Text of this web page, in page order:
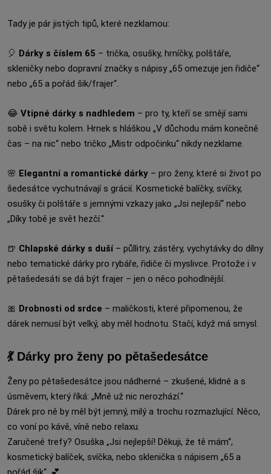
Tady je pár jistých tipů, které nezklamou:
🎈 Dárky s číslem 65 – trička, osušky, hrníčky, polštáře,
skleničky nebo dopravní značky s nápisy „65 omezuje jen řidiče“
nebo „65 a pořád šik/frajer“.
😂 Vtipné dárky s nadhledem – pro ty, kteří se smějí sami
sobě i světu kolem. Hrnek s hláškou „V důchodu mám konečně
čas – na nic“ nebo tričko „Mistr odpočinku“ nikdy nezklame.
🌸 Elegantní a romantické dárky – pro ženy, které si život po
šedesátce vychutnávají s grácií. Kosmetické balíčky, svíčky,
osušky či polštáře s jemnými vzkazy jako „Jsi nejlepší“ nebo
„Díky tobě je svět hezčí.“
🍺 Chlapské dárky s duší– půllitry, zástěry, vychytávky do dílny
nebo tematické dárky pro rybáře, řidiče či myslivce. Protože i v
pětašedesáti se dá být frajer – jen o něco pohodlnější.
🎀 Drobnosti od srdce – maličkosti, které připomenou, že
dárek nemusí být velký, aby měl hodnotu. Stačí, když má smysl.
💃 Dárky pro ženy po pětašedesátce
Ženy po pětašedesátce jsou nádherné – zkušené, klidné a s
úsměvem, který říká: „Mně už nic nerozhází.“
Dárek pro ně by měl být jemný, milý a trochu rozmazlující. Něco,
co voní po kávě, víně nebo relaxu.
Zaručené trefy? Osuška „Jsi nejlepší! Děkuji, že tě mám“,
kosmetický balíček, svíčka, nebo sklenička s nápisem „65 a